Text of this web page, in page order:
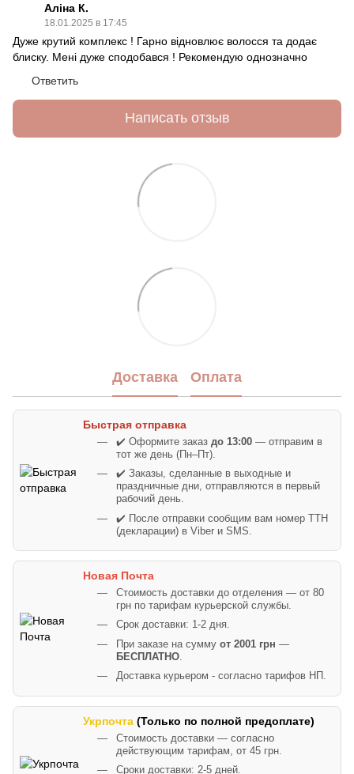
Аліна К.
18.01.2025 в 17:45
Дуже крутий комплекс ! Гарно відновлює волосся та додає
блиску. Мені дуже сподобався ! Рекомендую однозначно
Ответить
Написать отзыв
Доставка Оплата
Быстрая отправка
✔️ Оформите заказ до 13:00 — отправим в
тот же день (Пн–Пт).
✔️ Заказы, сделанные в выходные и
праздничные дни, отправляются в первый
рабочий день.
✔️ После отправки сообщим вам номер ТТН
(декларации) в Viber и SMS.
Новая Почта
Стоимость доставки до отделения — от 80
грн по тарифам курьерской службы.
Срок доставки: 1-2 дня.
При заказе на сумму от 2001 грн —
БЕСПЛАТНО.
Доставка курьером - согласно тарифов НП.
Укрпочта (Только по полной предоплате)
Стоимость доставки — согласно
действующим тарифам, от 45 грн.
Сроки доставки: 2-5 дней.